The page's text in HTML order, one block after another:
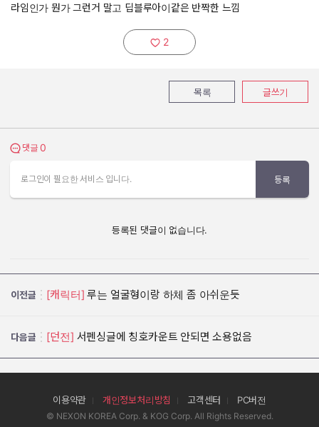
라임인가 뭔가 그런거 말고 딥블루아이같은 반짝한 느낌
추천하기:
2
목록 글쓰기
댓글 보기
댓글 0
로그인이 필요한 서비스 입니다. 등록
등록된 댓글이 없습니다.
이전글 [캐릭터] 루는 얼굴형이랑 하체 좀 아쉬운듯
다음글 [던전] 서펜싱글에 칭호카운트 안되면 소용없음
이용약관 개인정보처리방침 고객센터 PC버전
© NEXON KOREA Corp. & KOG Corp. All Rights Reserved.